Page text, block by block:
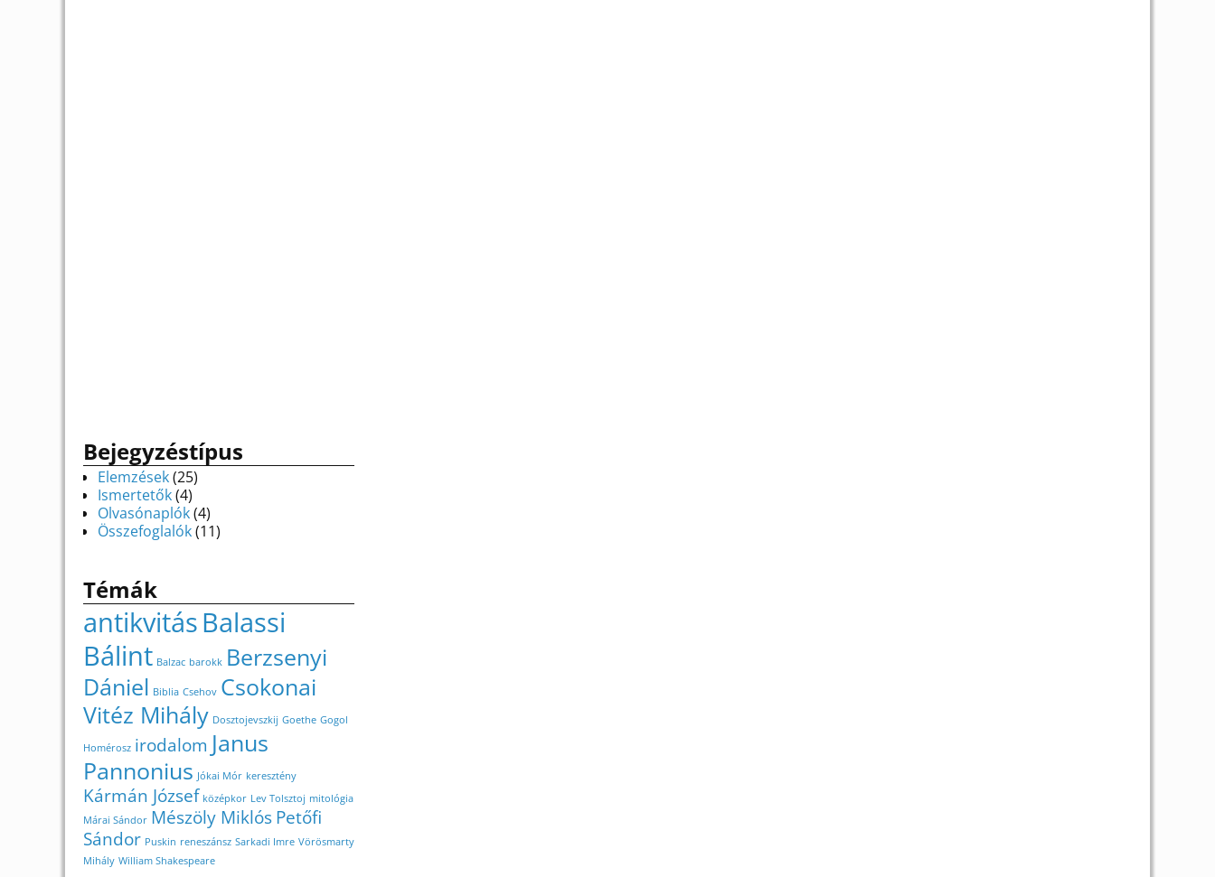
Bejegyzéstípus
Elemzések(25)
Ismertetők(4)
Olvasónaplók(4)
Összefoglalók(11)
Témák
antikvitásBalassi
Bálint Balzac barokk Berzsenyi
Dániel Biblia Csehov Csokonai
Vitéz Mihály Dosztojevszkij Goethe Gogol
Homérosz irodalom Janus
Pannonius Jókai Mór keresztény
Kármán József középkor Lev Tolsztoj mitológia
Márai Sándor Mészöly MiklósPetőfi
Sándor Puskin reneszánsz Sarkadi Imre Vörösmarty
Mihály William Shakespeare